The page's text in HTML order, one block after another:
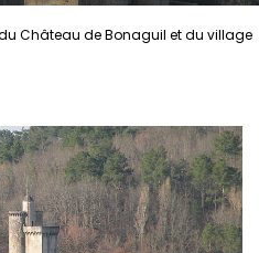
Château de Bonaguil et du village